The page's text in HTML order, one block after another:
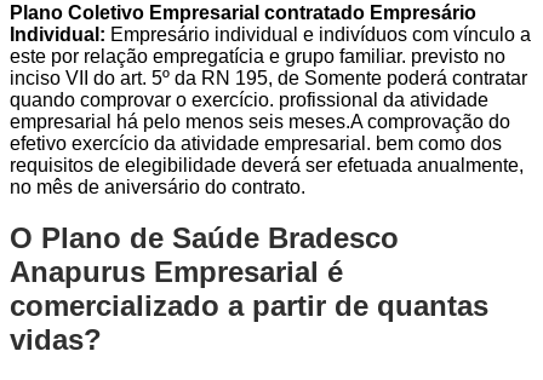
Plano Coletivo Empresarial contratado Empresário
Individual: Empresário individual e indivíduos com vínculo a
este por relação empregatícia e grupo familiar. previsto no
inciso VII do art. 5º da RN 195, de Somente poderá contratar
quando comprovar o exercício. profissional da atividade
empresarial há pelo menos seis meses.A comprovação do
efetivo exercício da atividade empresarial. bem como dos
requisitos de elegibilidade deverá ser efetuada anualmente,
no mês de aniversário do contrato.
O Plano de Saúde Bradesco
Anapurus Empresarial é
comercializado a partir de quantas
vidas?